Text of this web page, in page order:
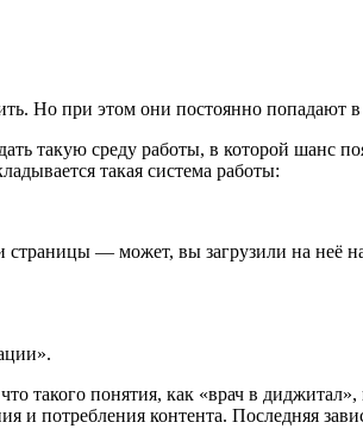
Но при этом они постоянно попадают в
такую среду работы, в которой шанс
такая система работы:
— может, вы загрузили на неё
такого понятия, как «врач в
потребления контента. Последняя